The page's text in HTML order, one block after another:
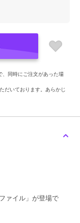
、同時にご注文があった場
だいております。あらかじ
ァイル」が登場で